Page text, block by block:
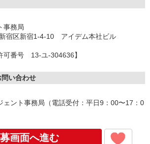
事務局
宿区新宿1-4-10 アイデム本社ビル
可番号 13-ユ-304636】
い合わせ
ェント事務局（電話受付：平日9：00〜17：0
画面へ進む